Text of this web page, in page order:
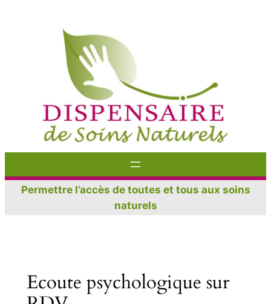
Permettre l’accès de toutes et tous aux soins
naturels
Ecoute psychologique sur